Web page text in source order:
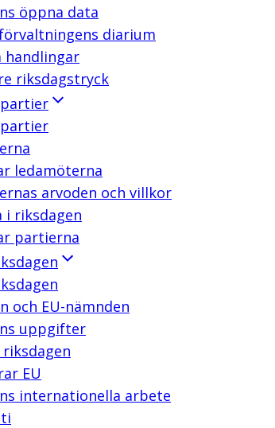
öppna data
diarium
handlingar
riksdagstryck
ledamöterna
arvoden och villkor
i riksdagen
partierna
och EU-nämnden
uppgifter
EU
internationella arbete